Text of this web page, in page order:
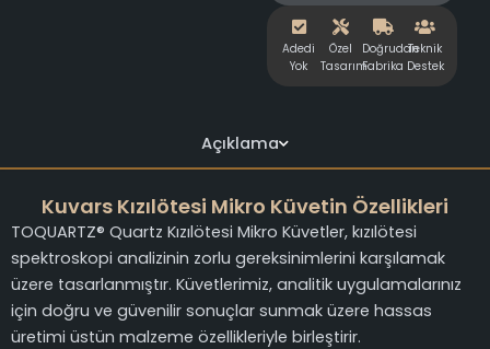
Adedi
Yok
Özel
Tasarım
Doğrudan
Fabrika
Teknik
Destek
Açıklama
Kuvars Kızılötesi Mikro Küvetin Özellikleri
TOQUARTZ® Quartz Kızılötesi Mikro Küvetler, kızılötesi
spektroskopi analizinin zorlu gereksinimlerini karşılamak
üzere tasarlanmıştır. Küvetlerimiz, analitik uygulamalarınız
için doğru ve güvenilir sonuçlar sunmak üzere hassas
üretimi üstün malzeme özellikleriyle birleştirir.